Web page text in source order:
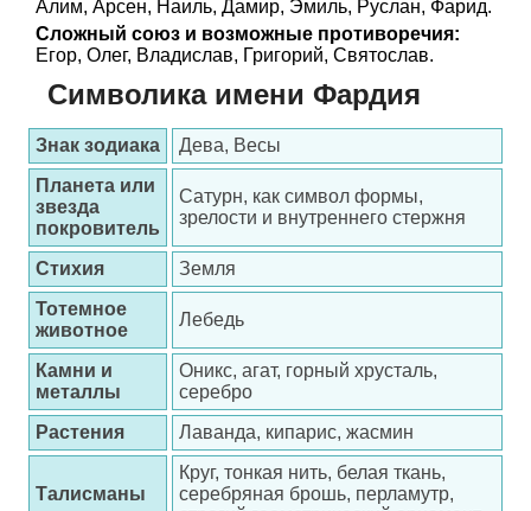
Алим, Арсен, Наиль, Дамир, Эмиль, Руслан, Фарид.
Сложный союз и возможные противоречия:
Егор, Олег, Владислав, Григорий, Святослав.
Символика имени Фардия
Знак зодиака
Дева, Весы
Планета или
звезда
покровитель
Сатурн, как символ формы,
зрелости и внутреннего стержня
Стихия
Земля
Тотемное
животное
Лебедь
Камни и
металлы
Оникс, агат, горный хрусталь,
серебро
Растения
Лаванда, кипарис, жасмин
Талисманы
Круг, тонкая нить, белая ткань,
серебряная брошь, перламутр,